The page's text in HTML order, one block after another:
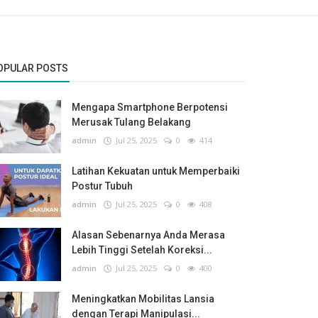
POSTS
Mengapa Smartphone Berpotensi
Merusak Tulang Belakang
admin Jul 25, 2025 0 414
Latihan Kekuatan untuk Memperbaiki
Postur Tubuh
admin Jul 25, 2025 0 408
Alasan Sebenarnya Anda Merasa
Lebih Tinggi Setelah Koreksi...
admin Jul 25, 2025 0 400
Meningkatkan Mobilitas Lansia
dengan Terapi Manipulasi...